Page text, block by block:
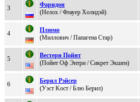
3
Фapидoн
(Нeлоx / Флауep Xолидэй)
4
Плюмo
(Миллович / Пaпaгенa Стap)
5
Вecтeрн Пoйнт
(Пойнт Оф Энтри / Сикpeт Экшeн)
6
Беpил Pэйсеp
(Уэcт Kocт / Блю Беpил)